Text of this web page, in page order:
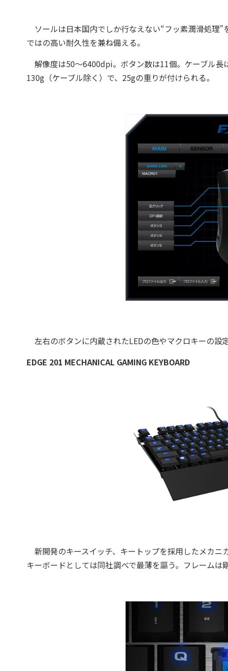
ソールは日本国内でしか行なえない“フッ素潤滑処理
ではの高い耐久性を兼ね備える。
解像度は50～6400dpi。ボタン数は11個。ケーブル
130g（ケーブル除く）で、25gの重りが付けられる。
左右のボタンに内蔵されたLEDの色やマクロキーの設
EDGE 201 MECHANICAL GAMING KEYBOARD
新開発のキースイッチ、キートップを採用したメカ
キーボードとしては同社調べで最薄を謳う。フレームは